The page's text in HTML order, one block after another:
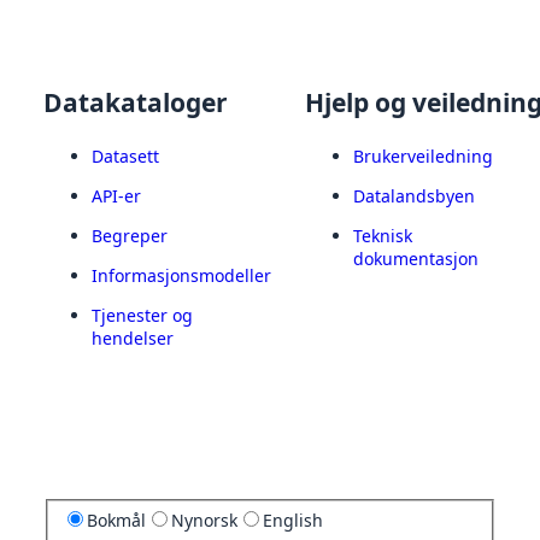
Datakataloger
Datasett
API-er
Begreper
Informasjonsmodeller
Tjenester og
hendelser
Hjelp og
Brukerveiledning
Datalandsbyen
Teknisk
dokumentasjon
Bokmål Nynorsk English